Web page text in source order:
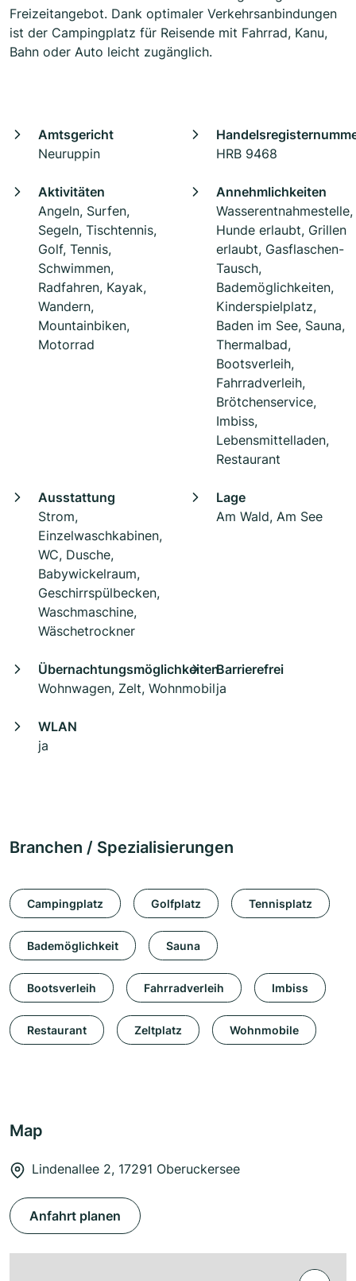
Freizeitangebot. Dank optimaler Verkehrsanbindungen
ist der Campingplatz für Reisende mit Fahrrad, Kanu,
Bahn oder Auto leicht zugänglich.
Amtsgericht
Neuruppin
HRB 9468
Aktivitäten
Angeln, Surfen,
Segeln, Tischtennis,
Golf, Tennis,
Schwimmen,
Radfahren, Kayak,
Wandern,
Mountainbiken,
Motorrad
Annehmlichkeiten
Wasserentnahmestelle,
Hunde erlaubt, Grillen
erlaubt, Gasflaschen-
Tausch,
Bademöglichkeiten,
Kinderspielplatz,
Baden im See, Sauna,
Thermalbad,
Bootsverleih,
Fahrradverleih,
Brötchenservice,
Imbiss,
Lebensmittelladen,
Restaurant
Ausstattung
Strom,
Einzelwaschkabinen,
WC, Dusche,
Babywickelraum,
Geschirrspülbecken,
Waschmaschine,
Wäschetrockner
Lage
Am Wald, Am See
Übernachtungsmöglichkeiten
Wohnwagen, Zelt, Wohnmobil
Barrierefrei
ja
WLAN
ja
Branchen / Spezialisierungen
Campingplatz Golfplatz Tennisplatz
Bademöglichkeit Sauna
Bootsverleih Fahrradverleih Imbiss
Restaurant Zeltplatz Wohnmobile
Map
Lindenallee 2, 17291 Oberuckersee
Anfahrt planen